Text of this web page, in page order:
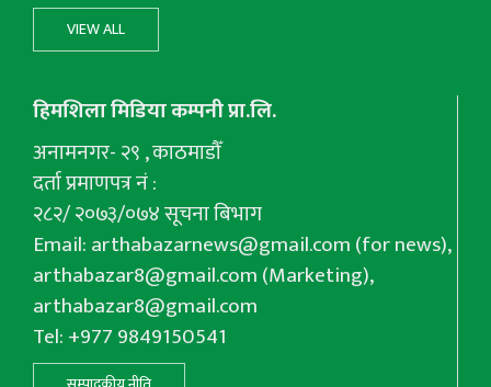
VIEW ALL
हिमशिला मिडिया कम्पनी प्रा.लि.
अनामनगर- २९ , काठमाडौँ
दर्ता प्रमाणपत्र नं :
२८२/ २०७३/०७४ सूचना बिभाग
Email:arthabazarnews@gmail.com(for news),
arthabazar8@gmail.com(Marketing),
arthabazar8@gmail.com
Tel: +977 9849150541